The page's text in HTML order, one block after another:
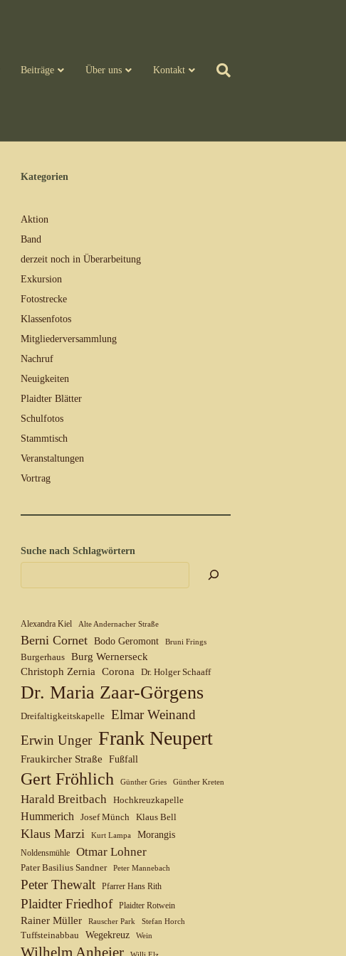
Beiträge Über uns Kontakt
Kategorien
Aktion
Band
derzeit noch in Überarbeitung
Exkursion
Fotostrecke
Klassenfotos
Mitgliederversammlung
Nachruf
Neuigkeiten
Plaidter Blätter
Schulfotos
Stammtisch
Veranstaltungen
Vortrag
Suche nach Schlagwörtern
Alexandra Kiel Alte Andernacher Straße
Berni Cornet Bodo Geromont Bruni Frings
Burgerhaus Burg Wernerseck
Christoph Zernia
Corona Dr. Holger Schaaff
Dr. Maria Zaar-Görgens
Dreifaltigkeitskapelle Elmar Weinand
Erwin Unger Frank Neupert
Fraukircher Straße Fußfall
Gert Fröhlich Günther Gries Günther Kreten
Harald Breitbach Hochkreuzkapelle
Hummerich Josef Münch Klaus Bell
Klaus Marzi Kurt Lampa Morangis
Noldensmühle Otmar Lohner
Pater Basilius Sandner Peter Mannebach
Peter Thewalt Pfarrer Hans Rith
Plaidter Friedhof Plaidter Rotwein
Rainer Müller Rauscher Park Stefan Horch
Tuffsteinabbau Wegekreuz Wein
Wilhelm Anheier